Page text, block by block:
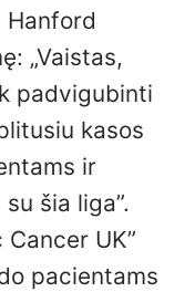
Hanford
„Vaistas,
padvigubinti
kasos
ir
šia liga”.
UK”
pacientams